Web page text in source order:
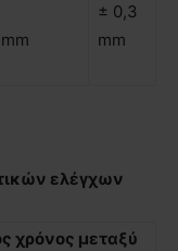
± 0,3
mm
ελέγχων
χρόνος µεταξύ